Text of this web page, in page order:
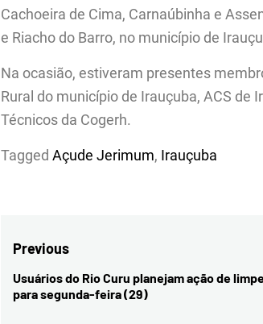
Cachoeira de Cima, Carnaúbinha e
e Riacho do Barro, no município de
Na ocasião, estiveram presentes
Rural do município de Irauçuba, ACS de
Técnicos da Cogerh.
TaggedAçude Jerimum, Irauçuba
Navegação
de
Post
Previous
Previous
post:
Usuários do Rio Curu planejam ação de
para segunda-feira (29)